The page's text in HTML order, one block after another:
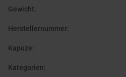
Gewicht:
Herstellernummer:
Kapuze:
Kategorien: